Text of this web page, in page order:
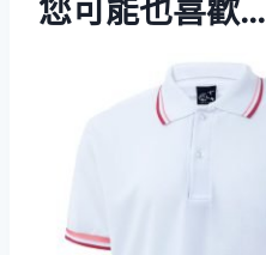
您可能也喜歡…